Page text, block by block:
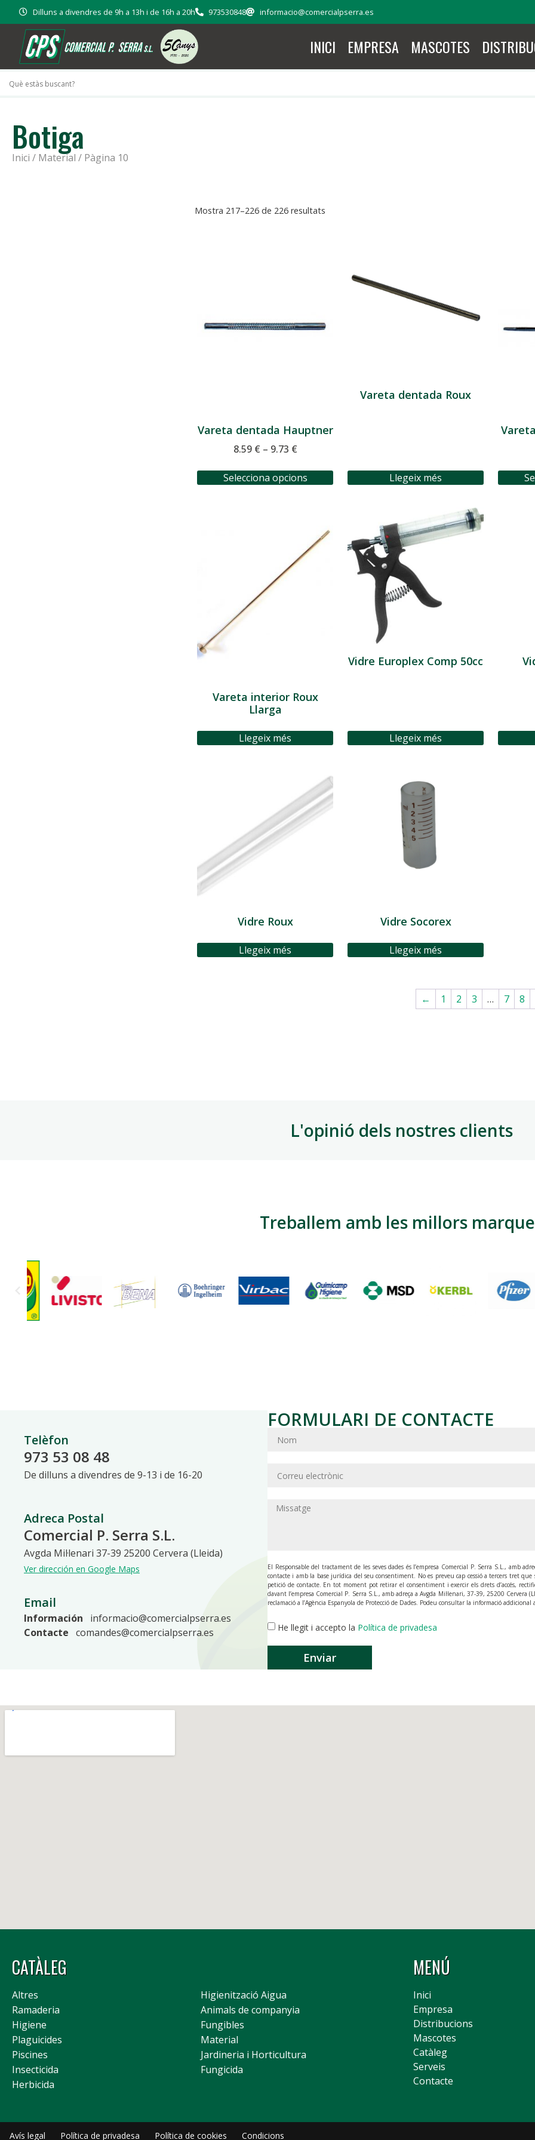
Dilluns a divendres de 9h a 13h i de 16h a 20h 973530848 informacio@comercialpserra.es
INICI EMPRESA MASCOTES
Botiga
Inici / Material / Pàgina 10
Mostra 217–226 de 226 resultats
Vareta dentada Hauptner
8.59 € – 9.73 €
Selecciona opcions
Vareta dentada Roux
Llegeix més
Vareta interior Roux
Llarga
Llegeix més
Vidre Europlex Comp 50cc
Llegeix més
Vidre Roux
Llegeix més
Vidre Socorex
Llegeix més
← 1 2 3 … 7 8
L'opinió dels nostres clients
Treballem amb les millors
Telèfon
973 53 08 48
De dilluns a divendres de 9-13 i de 16-20
Adreca Postal
Comercial P. Serra S.L.
Avgda Mil·lenari 37-39 25200 Cervera (Lleida)
Ver dirección en Google Maps
Email
Información
informacio@comercialpserra.es
Contacte comandes@comercialpserra.es
FORMULARI DE CONTACTE
El Responsable del tractament de les seves dades és l’empresa Comercial P. Serra S.L., amb
contacte i amb la base jurídica del seu consentiment. No es preveu cap cessió a tercers tret
petició de contacte. En tot moment pot retirar el consentiment i exercir els drets d’accés,
davant l’empresa Comercial P. Serra S.L., amb adreça a Avgda Mil·lenari, 37-39, 25200
reclamació a l’Agència Espanyola de Protecció de Dades. Podeu consultar la informació
He llegit i accepto la Política de privadesa
Enviar
CATÀLEG
Altres
Higienització Aigua
Ramaderia
Animals de companyia
Higiene
Fungibles
Plaguicides
Material
Piscines
Jardineria i Horticultura
Insecticida
Fungicida
Herbicida
MENÚ
Inici
Empresa
Distribucions
Mascotes
Catàleg
Serveis
Contacte
Avís legal Política de privadesa Política de cookies Condicions